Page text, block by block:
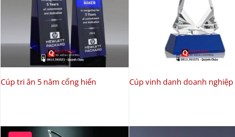
Cúp tri ân 5 năm cống hiến Cúp vinh danh doanh nghiệp